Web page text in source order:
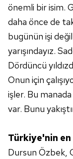
önemli bir isim.
daha önce de
bugünün işi
yarışındayız.
Dördüncü
Onun için
işler. Bu
var. Bunu
Türkiye'nin en
Dursun Özbek,